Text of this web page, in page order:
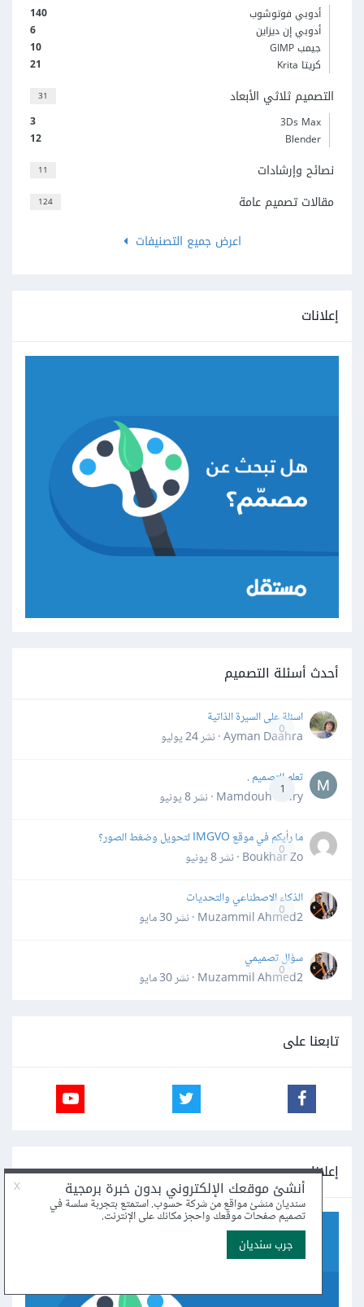
140
أدوبي فوتوشوب
6
أدوبي إن ديزاين
10
جيمب GIMP
21
كريتا Krita
31 التصميم ثلاثي الأبعاد
3
3Ds Max
12
Blender
11 نصائح وإرشادات
124
مقالات تصميم عامة
اعرض جميع التصنيفات
إعلانات
أحدث أسئلة التصميم
0
اسئلة على السيرة الذاتية
Ayman Daahra · نشر
24 يوليو
1
تعلم التصميم .
Mamdouh Khiry · نشر
8 يونيو
0
ما رأيكم في موقع IMGVO لتحويل وضغط الصور؟
Boukhar Zo · نشر
8 يونيو
0
الذكاء الاصطناعي والتحديات
Muzammil Ahmed2 · نشر
30 مايو
0
سؤال تصميمي
Muzammil Ahmed2 · نشر
30 مايو
تابعنا على
إعلانات